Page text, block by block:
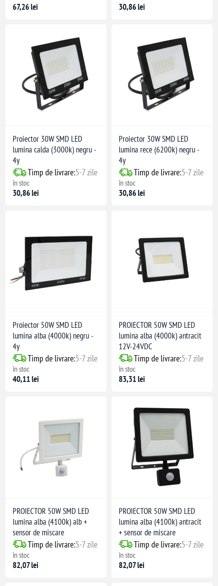
67,26 lei 30,86 lei
Proiector 30W SMD LED
lumina calda (3000k) negru -
4y
Timp de livrare:5-7 zile
în stoc
30,86 lei
Proiector 30W SMD LED
lumina rece (6200k) negru -
4y
Timp de livrare:5-7 zile
în stoc
30,86 lei
Proiector 50W SMD LED
lumina alba (4000k) negru -
4y
Timp de livrare:5-7 zile
în stoc
40,11 lei
PROIECTOR 50W SMD LED
lumina alba (4000k) antracit
12V-24VDC
Timp de livrare:5-7 zile
în stoc
83,31 lei
PROIECTOR 50W SMD LED
lumina alba (4100k) alb +
sensor de miscare
Timp de livrare:5-7 zile
în stoc
82,07 lei
PROIECTOR 50W SMD LED
lumina alba (4100k) antracit
+ sensor de miscare
Timp de livrare:5-7 zile
în stoc
82,07 lei